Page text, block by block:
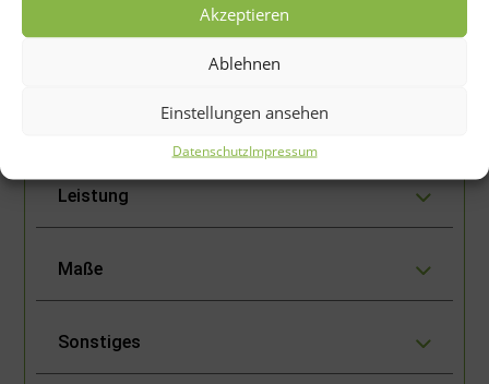
Akzeptieren
Ablehnen
Einstellungen ansehen
DatenschutzImpressum
des Ladevorganges, 220
Volt Anschluss
Leistung
Maße
Sonstiges